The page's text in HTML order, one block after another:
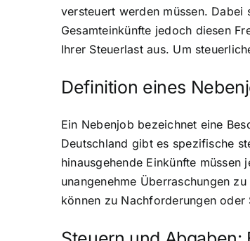
versteuert werden müssen.
Gesamteinkünfte jedoch diesen
Ihrer Steuerlast aus. Um
Definition eines
Ein Nebenjob bezeichnet eine
Deutschland gibt es spezifische
hinausgehende Einkünfte
unangenehme Überraschungen
können zu Nachforderungen oder